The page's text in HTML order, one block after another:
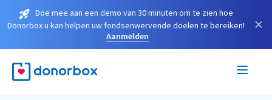
Doe mee aan een demo van 30 minuten om te zien hoe
Donorbox u kan helpen uw fondsenwervende doelen te bereiken!
Aanmelden
×